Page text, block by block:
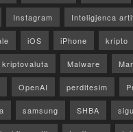
Instagram Inteligjenca
iOS iPhone kripto
kriptovaluta Malware
OpenAI perditesim
samsung SHBA